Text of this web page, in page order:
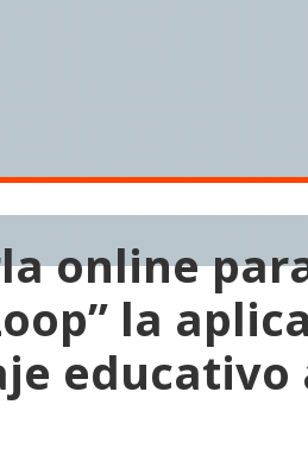
online
la
educativo